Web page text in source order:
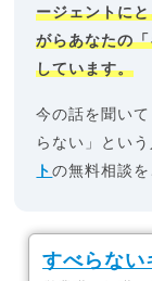
ージェントに
がらあなたの
しています。
今の話を聞い
らない」とい
トの無料相談を
すべらない